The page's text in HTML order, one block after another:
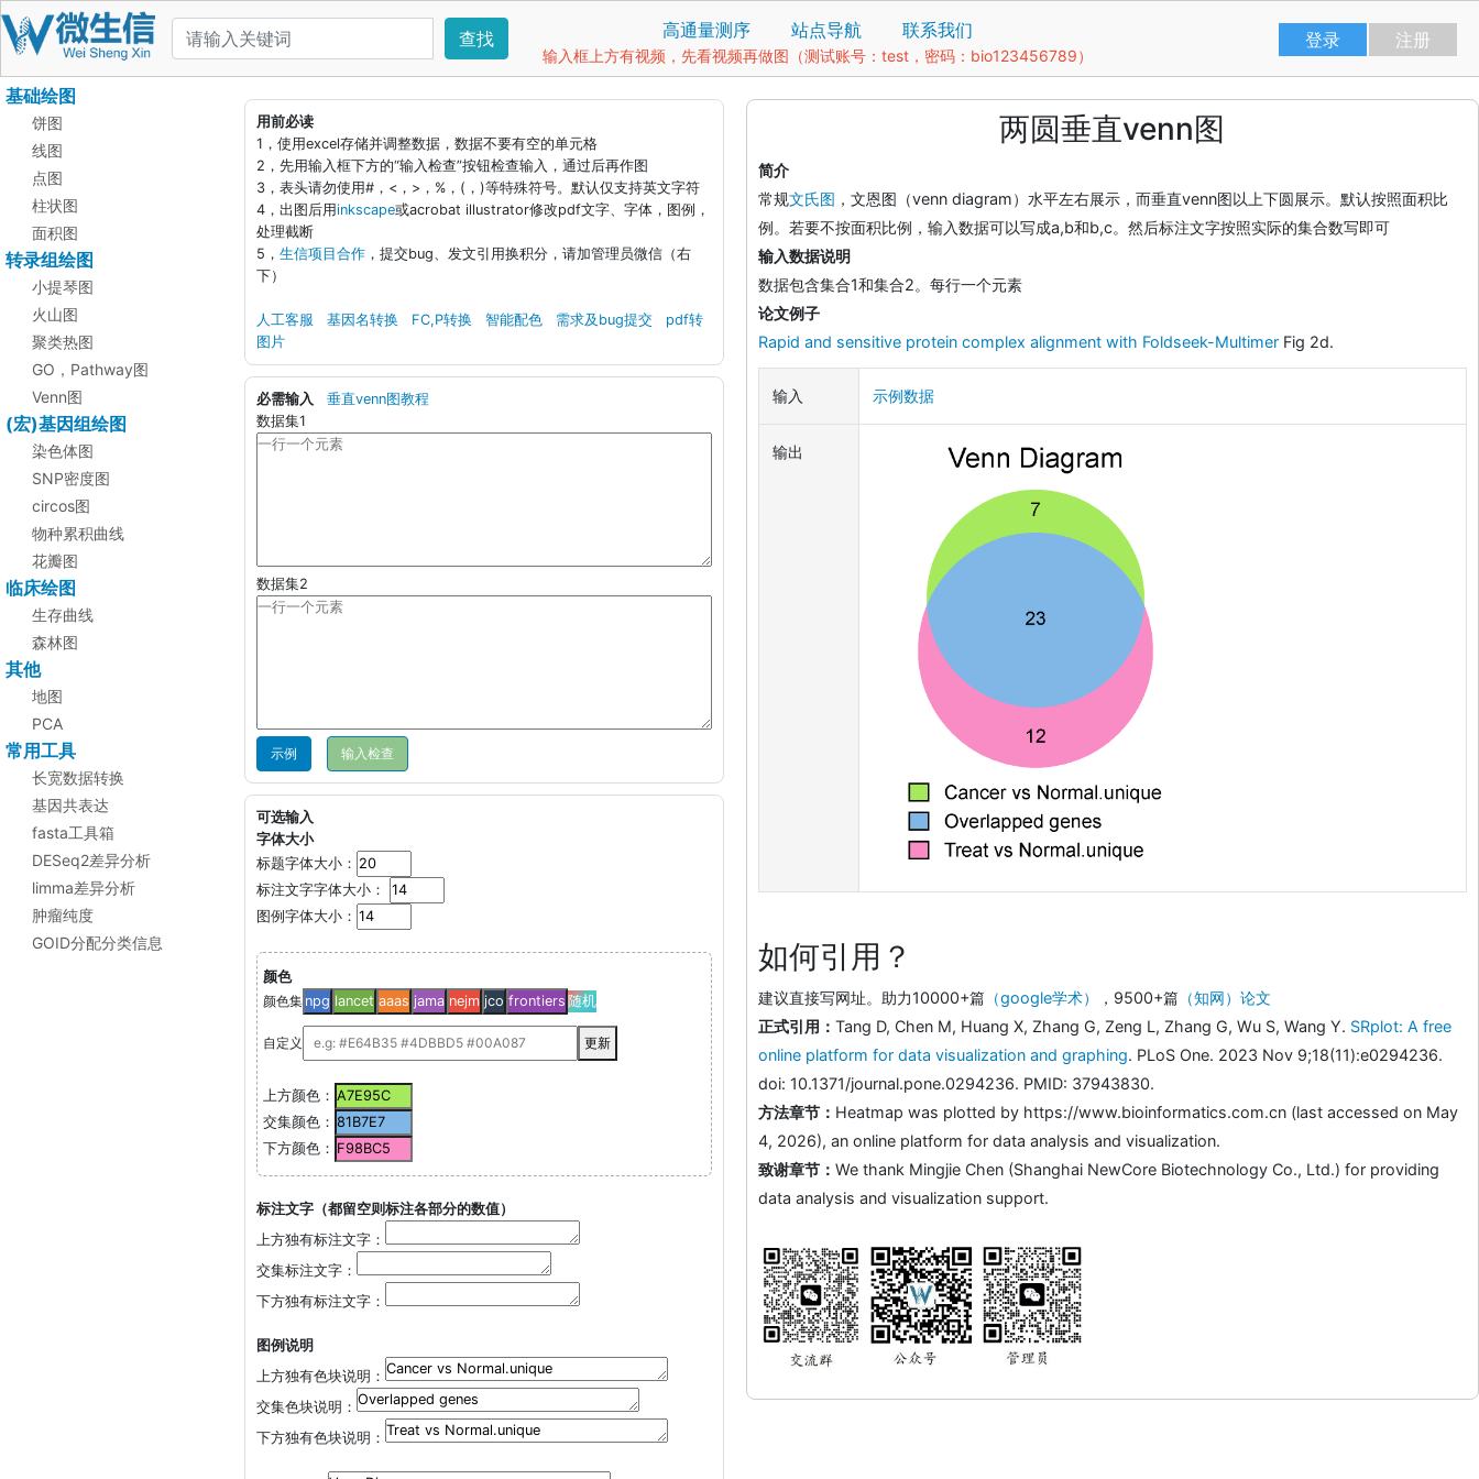
查找 高通量测序 站点导航 联系我们
输入框上方有视频，先看视频再做图（测试账号：test，密码：bio123456789）
注册
登录
基础绘图
饼图
线图
点图
柱状图
面积图
转录组绘图
小提琴图
火山图
聚类热图
GO，Pathway图
Venn图
(宏)基因组绘图
染色体图
SNP密度图
circos图
物种累积曲线
花瓣图
临床绘图
生存曲线
森林图
其他
地图
PCA
常用工具
长宽数据转换
基因共表达
fasta工具箱
DESeq2差异分析
limma差异分析
肿瘤纯度
GOID分配分类信息
用前必读
1，使用excel存储并调整数据，数据不要有空的单元格
2，先用输入框下方的“输入检查”按钮检查输入，通过后再作图
3，表头请勿使用#，<，>，%，(，)等特殊符号。默认仅支持英文字符
4，出图后用inkscape或acrobat illustrator修改pdf文字、字体，图例，
处理截断
5， 生信项目合作，提交bug、发文引用换积分，请加管理员微信（右
下）
人工客服 基因名转换 FC,P转换 智能配色 需求及bug提交
pdf转
图片
必需输入
垂直venn图教程
数据集1
数据集2
示例
可选输入
字体大小
标题字体大小：
标注文字字体大小：
图例字体大小：
颜色
颜色集 npg lancet aaas jama nejm jco frontiers 随机
自定义 更新
上方颜色：
交集颜色：
下方颜色：
标注文字（都留空则标注各部分的数值）
上方独有标注文字：
交集标注文字：
下方独有标注文字：
图例说明
上方独有色块说明：
交集色块说明：
下方独有色块说明：
两圆垂直venn图
简介
常规文氏图 ，文恩图（venn diagram）水平左右展示，而垂直venn图以上下圆展示。默认按照面积比
例。若要不按面积比例，输入数据可以写成a,b和b,c。然后标注文字按照实际的集合数写即可
输入数据说明
数据包含集合1和集合2。每行一个元素
论文例子
Rapid and sensitive protein complex alignment with Foldseek-MultimerFig 2d.
输入 示例数据
输出
如何引用？
建议直接写网址。助力10000+篇（google学术） ，9500+篇（知网）论文
正式引用： Tang D, Chen M, Huang X, Zhang G, Zeng L, Zhang G, Wu S, Wang Y. SRplot: A free
online platform for data visualization and graphing. PLoS One. 2023 Nov 9;18(11):e0294236.
doi: 10.1371/journal.pone.0294236. PMID: 37943830.
方法章节： Heatmap was plotted by https://www.bioinformatics.com.cn (last accessed on May
4, 2026), an online platform for data analysis and visualization.
致谢章节： We thank Mingjie Chen (Shanghai NewCore Biotechnology Co., Ltd.) for providing
data analysis and visualization support.